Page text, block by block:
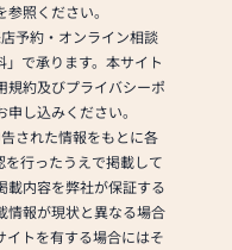
照ください。
予約・オンライン相談
で承ります。本サイト
規約及びプライバシーポ
し込みください。
された情報をもとに各
行ったうえで掲載して
載内容を弊社が保証する
情報が現状と異なる場合
イトを有する場合にはそ